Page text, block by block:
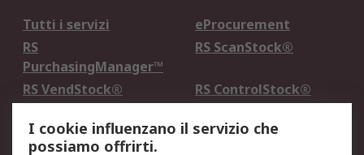
Tutti i servizi
eProcurement
RS
PurchasingManager™
RS ScanStock®
RS VendStock®
RS ControlStock®
I cookie influenzano il servizio che
possiamo offrirti.